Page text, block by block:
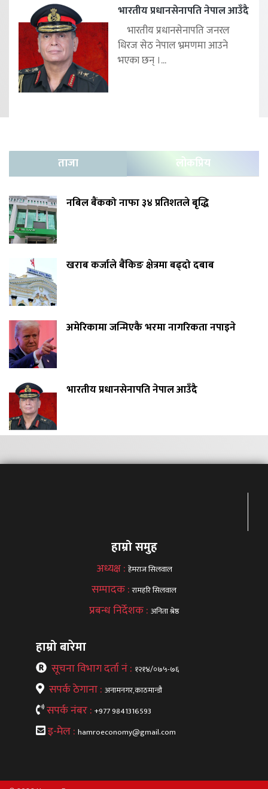
भारतीय प्रधानसेनापति नेपाल आउँदै
भारतीय प्रधानसेनापति जनरल
धिरज सेठ नेपाल भ्रमणमा आउने
भएका छन् ।...
ताजा लोकप्रिय
नबिल बैंकको नाफा ३४ प्रतिशतले बृद्धि
खराब कर्जाले बैंकिङ क्षेत्रमा बढ्दो दबाब
अमेरिकामा जन्मिएकै भरमा नागरिकता नपाइने
भारतीय प्रधानसेनापति नेपाल आउँदै
हाम्रो समुह
अध्यक्ष : हेमराज सिलवाल
सम्पादक :रामहरि सिलवाल
प्रबन्ध निर्देशक : अनिता श्रेष्ठ
हाम्रो बारेमा
सूचना विभाग दर्ता नं : १२१४/०७५-७६
सपर्क ठेगाना : अनामनगर,काठमान्डौ
सपर्क नंबर : +977 9841316593
इ-मेल : hamroeconomy@gmail.com